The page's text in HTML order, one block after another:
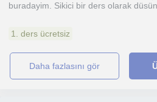
buradayim. Sikici bir ders olarak
1. ders ücretsiz
daha fazlasını gör